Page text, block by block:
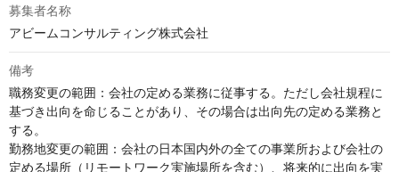
募集者名称
アビームコンサルティング株式会社
備考
職務変更の範囲：会社の定める業務に従事する。ただし会社規程に
基づき出向を命じることがあり、その場合は出向先の定める業務と
する。
勤務地変更の範囲：会社の日本国内外の全ての事業所および会社の
定める場所（リモートワーク実施場所を含む）、将来的に出向を実